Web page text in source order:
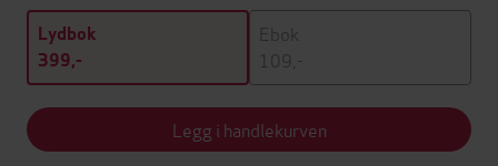
Lydbok
399,-
Ebok
109,-
Legg i handlekurven